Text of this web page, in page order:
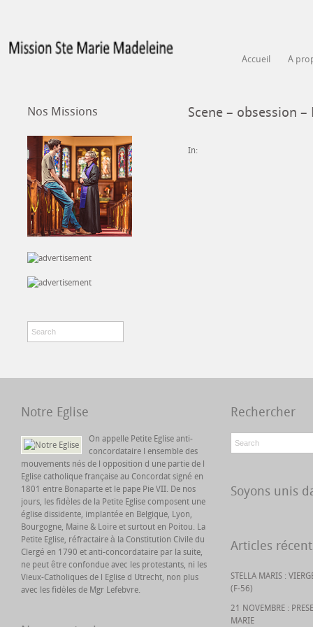
Accueil A
Scene – obsession –
In:
Nos Missions
Notre Eglise
On appelle Petite Eglise anti-
concordataire l ensemble des
mouvements nés de l opposition d une partie de l
Eglise catholique française au Concordat signé en
1801 entre Bonaparte et le pape Pie VII. De nos
jours, les fidèles de la Petite Eglise composent une
église dissidente, implantée en Belgique, Lyon,
Bourgogne, Maine & Loire et surtout en Poitou. La
Petite Eglise, réfractaire à la Constitution Civile du
Clergé en 1790 et anti-concordataire par la suite,
ne peut être confondue avec les protestants, ni les
Vieux-Catholiques de l Eglise d Utrecht, non plus
avec les fidèles de Mgr Lefebvre.
Rechercher
Soyons unis
Articles
STELLA MARIS :
(F-56)
21 NOVEMBRE :
MARIE